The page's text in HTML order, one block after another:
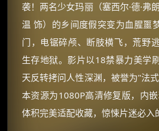
袭！两名少女玛丽（塞西尔·德·弗
温 饰）的乡间度假突变为血腥
门，电锯碎颅、断肢横飞，荒野
生存地狱。影片以18禁暴力美学
天反转拷问人性深渊，被誉为"法
本资源为1080P高清修复版，内
体积完美适配收藏，惊悚片迷必入